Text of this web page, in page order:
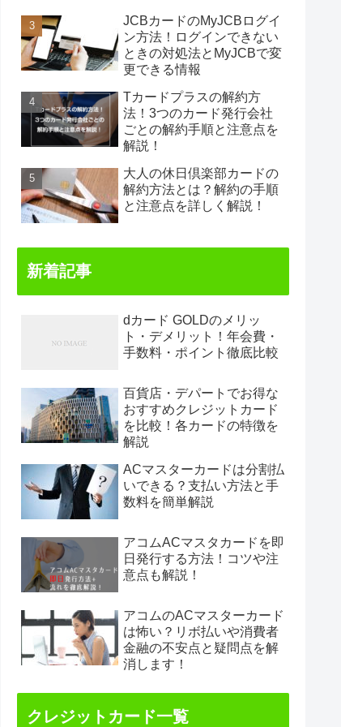
JCBカードのMyJCBログイ
ン方法！ログインできない
ときの対処法とMyJCBで変
更できる情報
Tカードプラスの解約方
法！3つのカード発行会社
ごとの解約手順と注意点を
解説！
大人の休日倶楽部カードの
解約方法とは？解約の手順
と注意点を詳しく解説！
新着記事
dカード GOLDのメリッ
ト・デメリット！年会費・
手数料・ポイント徹底比較
百貨店・デパートでお得な
おすすめクレジットカード
を比較！各カードの特徴を
解説
ACマスターカードは分割払
いできる？支払い方法と手
数料を簡単解説
アコムACマスタカードを即
日発行する方法！コツや注
意点も解説！
アコムのACマスターカード
は怖い？リボ払いや消費者
金融の不安点と疑問点を解
消します！
クレジットカード一覧